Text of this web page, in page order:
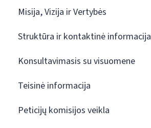
Misija, Vizija ir Vertybės
Struktūra ir kontaktinė informacija
Konsultavimasis su visuomene
Teisinė informacija
Peticijų komisijos veikla